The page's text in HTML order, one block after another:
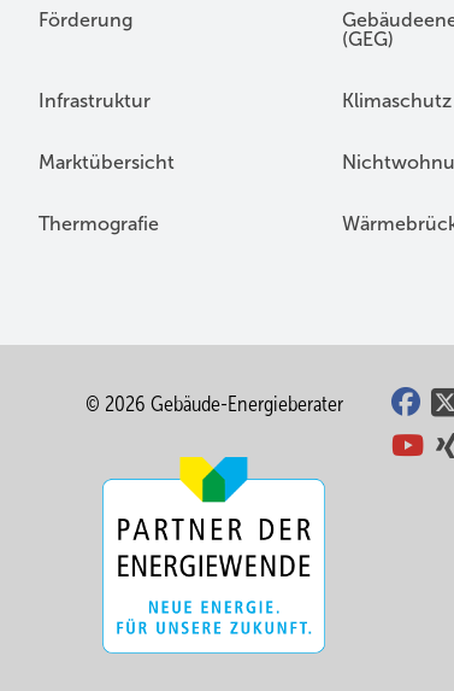
Förderung
(GEG)
Infrastruktur Klimaschutz
Marktübersicht
Thermografie
© 2026 Gebäude-Energieberater